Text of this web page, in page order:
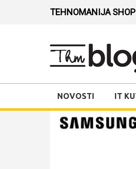
TEHNOMANIJA SHOP
NOVOSTI IT